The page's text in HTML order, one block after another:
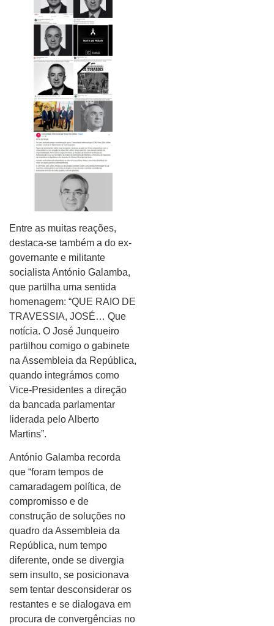
Entre as muitas reações,
destaca-se também a do ex-
governante e militante
socialista António Galamba,
que partilha uma sentida
homenagem: “QUE RAIO DE
TRAVESSIA, JOSÉ… Que
notícia. O José Junqueiro
partilhou comigo o gabinete
na Assembleia da República,
quando integrámos como
Vice-Presidentes a direção
da bancada parlamentar
liderada pelo Alberto
Martins”.
António Galamba recorda
que “foram tempos de
camaradagem política, de
compromisso e de
construção de soluções no
quadro da Assembleia da
República, num tempo
diferente, onde se divergia
sem insulto, se posicionava
sem tentar desconsiderar os
restantes e se dialogava em
procura de convergências no